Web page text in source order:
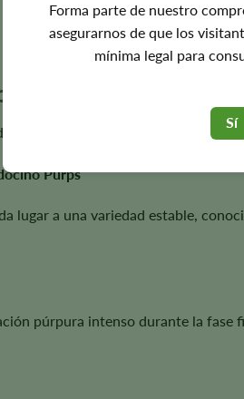
Forma parte de nuestro
asegurarnos de que los
mínima legal para
Sí
Seeds?
con una flor de primera
Purps
lugar a una variedad estable,
púrpura intenso durante la